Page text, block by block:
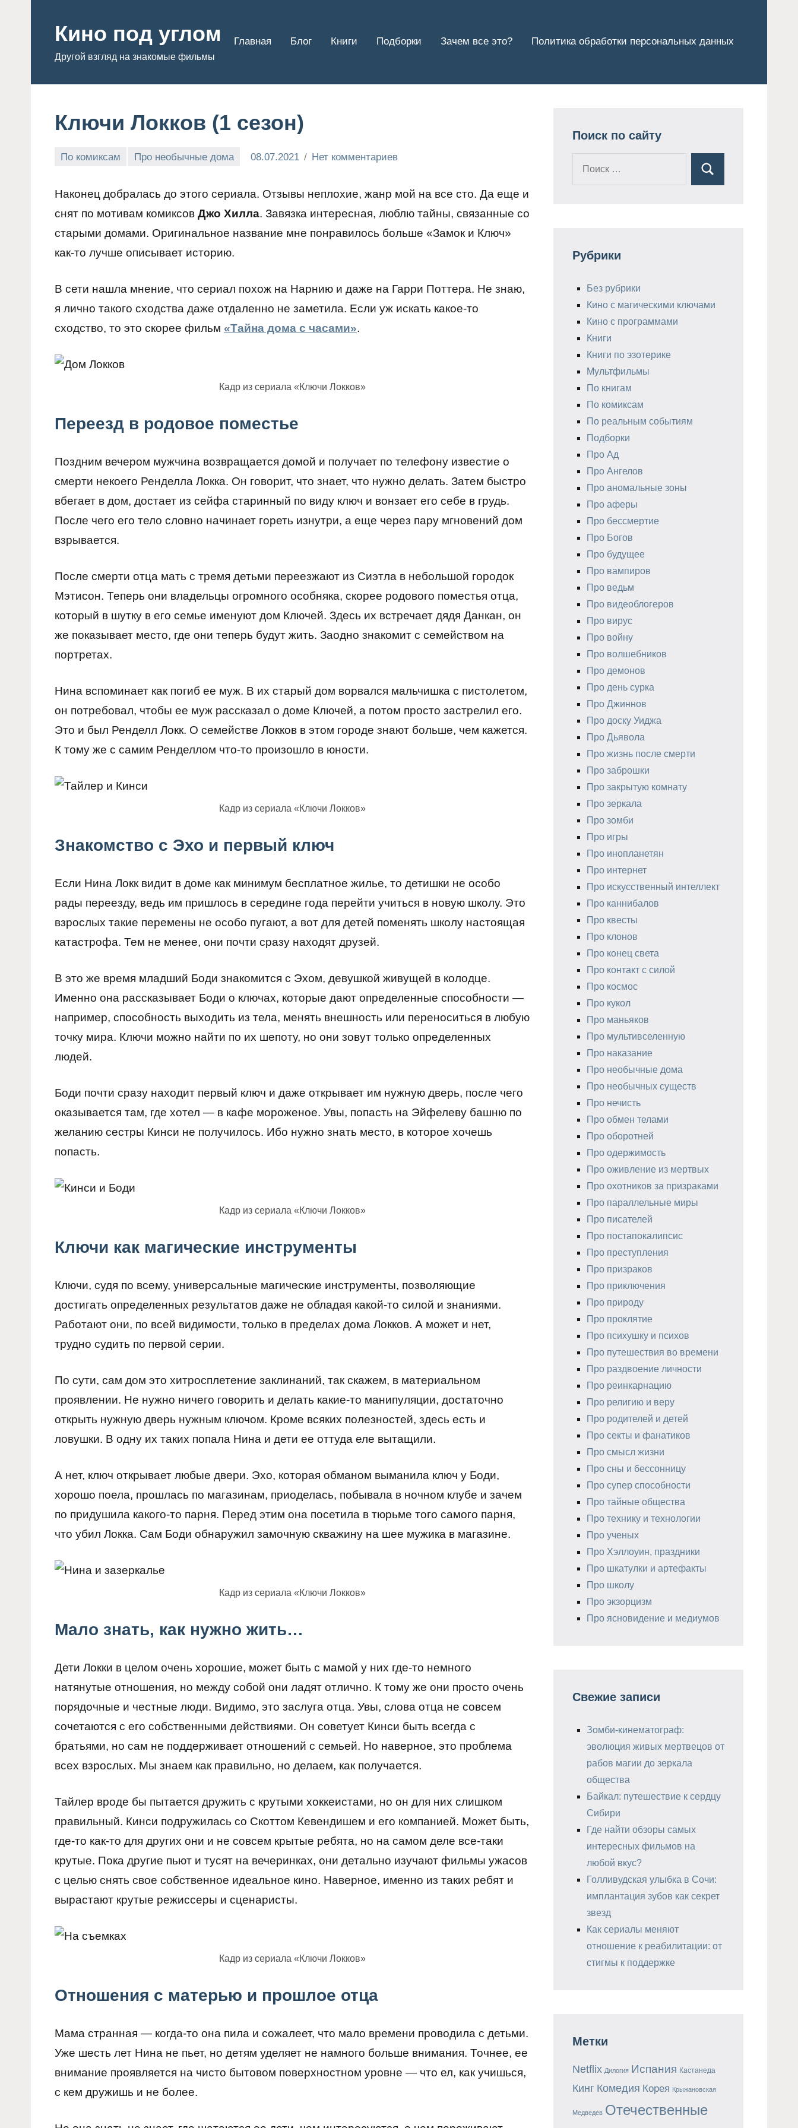
содержимому
Кино под углом
Другой взгляд на знакомые фильмы
Главная Блог Книги Подборки Зачем все это? Политика обработки персональных данных
Ключи Локков (1 сезон)
По комиксам Про необычные дома 08.07.2021 Нет комментариев
Наконец добралась до этого сериала. Отзывы неплохие, жанр мой на все сто. Да еще и
снят по мотивам комиксов Джо Хилла. Завязка интересная, люблю тайны, связанные со
старыми домами. Оригинальное название мне понравилось больше «Замок и Ключ»
как-то лучше описывает историю.
В сети нашла мнение, что сериал похож на Нарнию и даже на Гарри Поттера. Не знаю,
я лично такого сходства даже отдаленно не заметила. Если уж искать какое-то
сходство, то это скорее фильм «Тайна дома с часами».
Кадр из сериала «Ключи Локков»
Переезд в родовое поместье
Поздним вечером мужчина возвращается домой и получает по телефону известие о
смерти некоего Ренделла Локка. Он говорит, что знает, что нужно делать. Затем быстро
вбегает в дом, достает из сейфа старинный по виду ключ и вонзает его себе в грудь.
После чего его тело словно начинает гореть изнутри, а еще через пару мгновений дом
взрывается.
После смерти отца мать с тремя детьми переезжают из Сиэтла в небольшой городок
Мэтисон. Теперь они владельцы огромного особняка, скорее родового поместья отца,
который в шутку в его семье именуют дом Ключей. Здесь их встречает дядя Данкан, он
же показывает место, где они теперь будут жить. Заодно знакомит с семейством на
портретах.
Нина вспоминает как погиб ее муж. В их старый дом ворвался мальчишка с пистолетом,
он потребовал, чтобы ее муж рассказал о доме Ключей, а потом просто застрелил его.
Это и был Ренделл Локк. О семействе Локков в этом городе знают больше, чем кажется.
К тому же с самим Ренделлом что-то произошло в юности.
Кадр из сериала «Ключи Локков»
Знакомство с Эхо и первый ключ
Если Нина Локк видит в доме как минимум бесплатное жилье, то детишки не особо
рады переезду, ведь им пришлось в середине года перейти учиться в новую школу. Это
взрослых такие перемены не особо пугают, а вот для детей поменять школу настоящая
катастрофа. Тем не менее, они почти сразу находят друзей.
В это же время младший Боди знакомится с Эхом, девушкой живущей в колодце.
Именно она рассказывает Боди о ключах, которые дают определенные способности —
например, способность выходить из тела, менять внешность или переноситься в любую
точку мира. Ключи можно найти по их шепоту, но они зовут только определенных
людей.
Боди почти сразу находит первый ключ и даже открывает им нужную дверь, после чего
оказывается там, где хотел — в кафе мороженое. Увы, попасть на Эйфелеву башню по
желанию сестры Кинси не получилось. Ибо нужно знать место, в которое хочешь
попасть.
Кадр из сериала «Ключи Локков»
Ключи как магические инструменты
Ключи, судя по всему, универсальные магические инструменты, позволяющие
достигать определенных результатов даже не обладая какой-то силой и знаниями.
Работают они, по всей видимости, только в пределах дома Локков. А может и нет,
трудно судить по первой серии.
По сути, сам дом это хитросплетение заклинаний, так скажем, в материальном
проявлении. Не нужно ничего говорить и делать какие-то манипуляции, достаточно
открыть нужную дверь нужным ключом. Кроме всяких полезностей, здесь есть и
ловушки. В одну их таких попала Нина и дети ее оттуда еле вытащили.
А нет, ключ открывает любые двери. Эхо, которая обманом выманила ключ у Боди,
хорошо поела, прошлась по магазинам, приоделась, побывала в ночном клубе и зачем
по придушила какого-то парня. Перед этим она посетила в тюрьме того самого парня,
что убил Локка. Сам Боди обнаружил замочную скважину на шее мужика в магазине.
Кадр из сериала «Ключи Локков»
Мало знать, как нужно жить…
Дети Локки в целом очень хорошие, может быть с мамой у них где-то немного
натянутые отношения, но между собой они ладят отлично. К тому же они просто очень
порядочные и честные люди. Видимо, это заслуга отца. Увы, слова отца не совсем
сочетаются с его собственными действиями. Он советует Кинси быть всегда с
братьями, но сам не поддерживает отношений с семьей. Но наверное, это проблема
всех взрослых. Мы знаем как правильно, но делаем, как получается.
Тайлер вроде бы пытается дружить с крутыми хоккеистами, но он для них слишком
правильный. Кинси подружилась со Скоттом Кевендишем и его компанией. Может быть,
где-то как-то для других они и не совсем крытые ребята, но на самом деле все-таки
крутые. Пока другие пьют и тусят на вечеринках, они детально изучают фильмы ужасов
с целью снять свое собственное идеальное кино. Наверное, именно из таких ребят и
вырастают крутые режиссеры и сценаристы.
Кадр из сериала «Ключи Локков»
Отношения с матерью и прошлое отца
Мама странная — когда-то она пила и сожалеет, что мало времени проводила с детьми.
Уже шесть лет Нина не пьет, но детям уделяет не намного больше внимания. Точнее, ее
внимание проявляется на чисто бытовом поверхностном уровне — что ел, как учишься,
с кем дружишь и не более.
Поиск по сайту
Поиск
Рубрики
Без рубрики
Кино с магическими ключами
Кино с программами
Книги
Книги по эзотерике
Мультфильмы
По книгам
По комиксам
По реальным событиям
Подборки
Про Ад
Про Ангелов
Про аномальные зоны
Про аферы
Про бессмертие
Про Богов
Про будущее
Про вампиров
Про ведьм
Про видеоблогеров
Про вирус
Про войну
Про волшебников
Про демонов
Про день сурка
Про Джиннов
Про доску Уиджа
Про Дьявола
Про жизнь после смерти
Про заброшки
Про закрытую комнату
Про зеркала
Про зомби
Про игры
Про инопланетян
Про интернет
Про искусственный интеллект
Про каннибалов
Про квесты
Про клонов
Про конец света
Про контакт с силой
Про космос
Про кукол
Про маньяков
Про мультивселенную
Про наказание
Про необычные дома
Про необычных существ
Про нечисть
Про обмен телами
Про оборотней
Про одержимость
Про оживление из мертвых
Про охотников за призраками
Про параллельные миры
Про писателей
Про постапокалипсис
Про преступления
Про призраков
Про приключения
Про природу
Про проклятие
Про психушку и психов
Про путешествия во времени
Про раздвоение личности
Про реинкарнацию
Про религию и веру
Про родителей и детей
Про секты и фанатиков
Про смысл жизни
Про сны и бессонницу
Про супер способности
Про тайные общества
Про технику и технологии
Про ученых
Про Хэллоуин, праздники
Про шкатулки и артефакты
Про школу
Про экзорцизм
Про ясновидение и медиумов
Свежие записи
Зомби-кинематограф:
эволюция живых мертвецов от
рабов магии до зеркала
общества
Байкал: путешествие к сердцу
Сибири
Где найти обзоры самых
интересных фильмов на
любой вкус?
Голливудская улыбка в Сочи:
имплантация зубов как секрет
звезд
Как сериалы меняют
отношение к реабилитации: от
стигмы к поддержке
Метки
Netflix Дилогия Испания Кастанеда
Кинг Комедия Корея Крыжановская
Медведев Отечественные